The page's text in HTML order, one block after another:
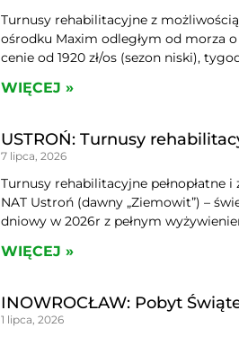
Turnusy rehabilitacyjne z
ośrodku Maxim odległym od morza
cenie od 1920 zł/os (sezon niski),
WIĘCEJ »
USTROŃ: Turnusy
7 lipca, 2026
Turnusy rehabilitacyjne pełnopłatne
NAT Ustroń (dawny „Ziemowit”) –
dniowy w 2026r z pełnym
WIĘCEJ »
INOWROCŁAW: Pobyt
1 lipca, 2026